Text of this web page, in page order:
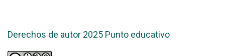
Derechos de autor 2025 Punto educativo